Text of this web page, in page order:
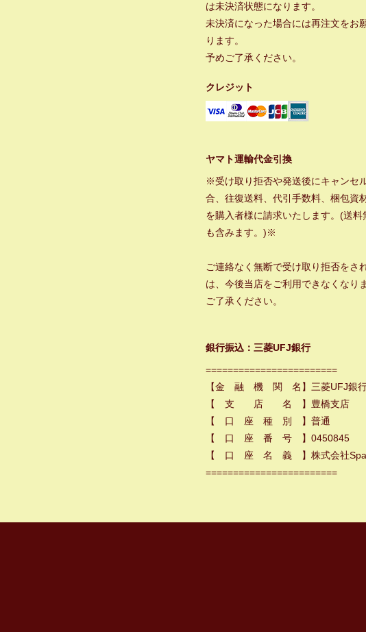
は未決済状態になります。
未決済になった場合には再注文をお
ります。
予めご了承ください。
クレジット
ヤマト運輸代金引換
※受け取り拒否や発送後にキャンセ
合、往復送料、代引手数料、梱包資
を購入者様に請求いたします。(送料
も含みます。)※
ご連絡なく無断で受け取り拒否をさ
は、今後当店をご利用できなくなり
ご了承ください。
銀行振込：三菱UFJ銀行
========================
【金 融 機 関 名】三菱UFJ銀
【 支 店 名 】豊橋支店
【 口 座 種 別 】普通
【 口 座 番 号 】0450845
【 口 座 名 義 】株式会社
========================